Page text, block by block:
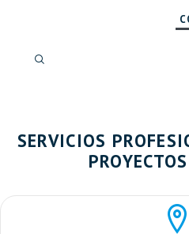
SERVICIOS